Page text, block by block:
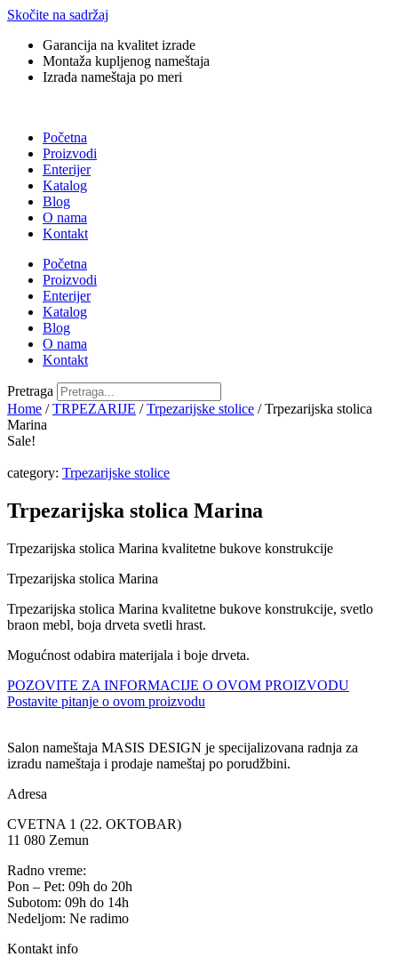
Skočite na sadržaj
Garancija na kvalitet izrade
Montaža kupljenog nameštaja
Izrada nameštaja po meri
Početna
Proizvodi
Enterijer
Katalog
Blog
O nama
Kontakt
Početna
Proizvodi
Enterijer
Katalog
Blog
O nama
Kontakt
Pretraga
Home /TRPEZARIJE /Trpezarijske stolice / Trpezarijska stolica
Marina
Sale!
category: Trpezarijske stolice
Trpezarijska stolica Marina
Trpezarijska stolica Marina kvalitetne bukove konstrukcije
Trpezarijska stolica Marina
Trpezarijska stolica Marina kvalitetne bukove konstrukcije, svetlo
braon mebl, boja drveta svetli hrast.
Mogućnost odabira materijala i boje drveta.
POZOVITE ZA INFORMACIJE O OVOM PROIZVODU
Postavite pitanje o ovom proizvodu
Salon nameštaja MASIS DESIGN je specijalizovana radnja za
izradu nameštaja i prodaje nameštaj po porudžbini.
Adresa
CVETNA 1 (22. OKTOBAR)
11 080 Zemun
Radno vreme:
Pon – Pet: 09h do 20h
Subotom: 09h do 14h
Nedeljom: Ne radimo
Kontakt info